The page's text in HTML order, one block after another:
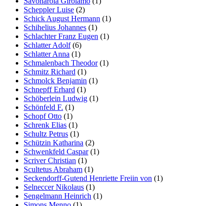
Scheppler Luise (2)
Schick August Hermann (1)
Schihelius Johannes (1)
Schlachter Franz Eugen (1)
Schlatter Adolf(6)
Schlatter Anna (1)
Schmalenbach Theodor(1)
Schmitz Richard (1)
Schmolck Benjamin (1)
Schnepff Erhard (1)
Schöberlein Ludwig (1)
Schönfeld F. (1)
Schopf Otto (1)
Schrenk Elias (1)
Schultz Petrus (1)
Schützin Katharina (2)
Schwenkfeld Caspar(1)
Scriver Christian (1)
Scultetus Abraham (1)
Seckendorff-Gutend Henriette Freiin von (1)
Selneccer Nikolaus (1)
Sengelmann Heinrich (1)